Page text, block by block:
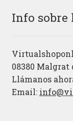
Info sobre
08380 Malgrat
Llámanos
Email: